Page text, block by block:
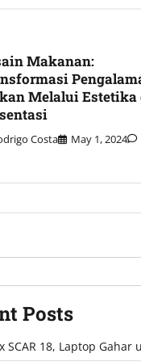
Makanan:
Melalui Estetika
Costa May 1, 2024
Posts
SCAR 18, Laptop Gahar